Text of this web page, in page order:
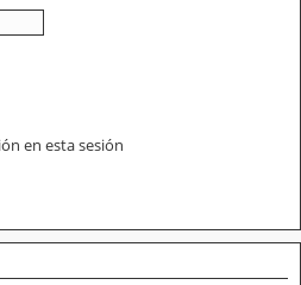
en esta sesión